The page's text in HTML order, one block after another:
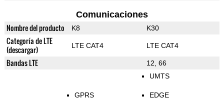
Comunicaciones
Nombre del producto K8 K30
Categoría de LTE
(descargar)
LTE CAT4 LTE CAT4
Bandas LTE 12, 66
GPRS
UMTS
EDGE